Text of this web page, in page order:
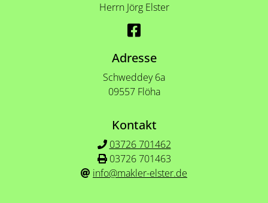
Herrn Jörg Elster
Adresse
Schweddey 6a
09557 Flöha
Kontakt
03726 701462
03726 701463
info@makler-elster.de